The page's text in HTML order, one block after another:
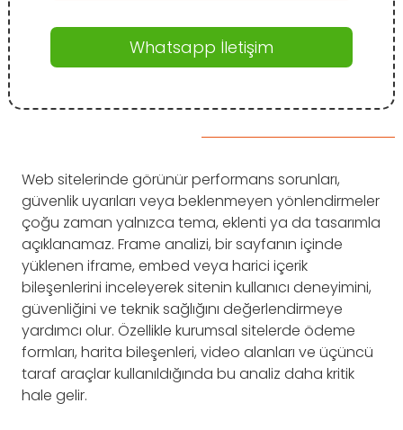
Whatsapp İletişim
Web sitelerinde görünür performans sorunları,
güvenlik uyarıları veya beklenmeyen yönlendirmeler
çoğu zaman yalnızca tema, eklenti ya da tasarımla
açıklanamaz. Frame analizi, bir sayfanın içinde
yüklenen iframe, embed veya harici içerik
bileşenlerini inceleyerek sitenin kullanıcı deneyimini,
güvenliğini ve teknik sağlığını değerlendirmeye
yardımcı olur. Özellikle kurumsal sitelerde ödeme
formları, harita bileşenleri, video alanları ve üçüncü
taraf araçlar kullanıldığında bu analiz daha kritik
hale gelir.